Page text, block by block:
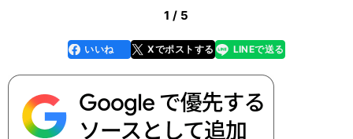
1 / 5
faceboo
k
いいね Xでポストする
line LINEで送る